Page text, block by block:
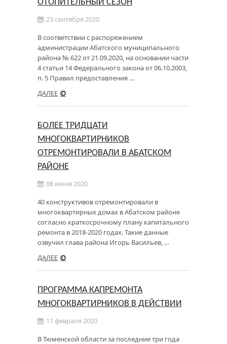
ОТОПИТЕЛЬНЫЙ СЕЗОН
23 сентября 2020
В соответствии с распоряжением
администрации Абатского муниципального
района № 622 от 21.09.2020, на основании части
4 статьи 14 Федерального закона от 06.10.2003,
п. 5 Правил предоставления …
ДАЛЕЕ
БОЛЕЕ ТРИДЦАТИ
МНОГОКВАРТИРНИКОВ
ОТРЕМОНТИРОВАЛИ В АБАТСКОМ
РАЙОНЕ
08 июня 2020
40 конструктивов отремонтировали в
многоквартирных домах в Абатском районе
согласно краткосрочному плану капитального
ремонта в 2018-2020 годах. Такие данные
озвучил глава района Игорь Васильев, …
ДАЛЕЕ
ПРОГРАММА КАПРЕМОНТА
МНОГОКВАРТИРНИКОВ В ДЕЙСТВИИ
11 февраля 2020
В Тюменской области за последние три года